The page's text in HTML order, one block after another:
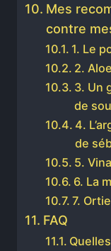
Mes
contre
1. Le
2.
3. Un
de
4.
de
5.
6. La
7.
FAQ